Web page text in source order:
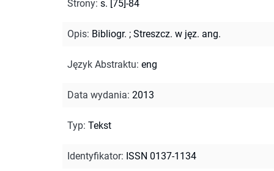
Strony: s. [75]-84
Opis: Bibliogr. ; Streszcz. w jęz. ang.
Język Abstraktu: eng
Data wydania: 2013
Typ: Tekst
Identyfikator: ISSN 0137-1134